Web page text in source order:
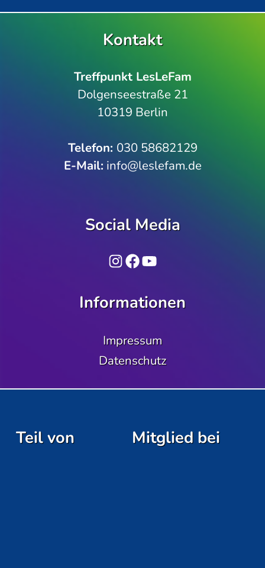
Kontakt
Treffpunkt LesLeFam
Dolgenseestraße 21
10319 Berlin
Telefon­: 030 58682129
E-Mail: info@leslefam.de
Social Media
Instagram
Facebook
YouTube
Informationen
Impressum
Datenschutz
Teil von Mitglied bei